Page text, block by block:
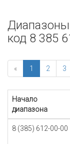
код 8 385
« 1 2 3
Начало
диапазона
8 (385) 612-00-00